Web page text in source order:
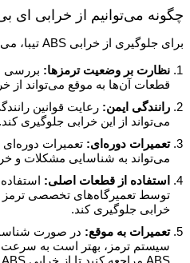
چگونه می‌توانیم از خرابی ای
برای جلوگیری از خرابی ABS تیبا، می‌توانید اقدامات زیر را انجام دهید:
نظارت بر وضعیت ترمز‌ها: بررسی
قطعات آن‌ها به موقع می‌تواند از
رانندگی ایمن: رعایت قوانین
می‌تواند از این خرابی جلوگیری کند.
تعمیرات دوره‌ای: تعمیرات
می‌تواند به شناسایی مشکلات و
استفاده از قطعات اصلی:
خرابی جلوگیری کند.
تعمیرات به موقع: در صورت
سیستم ترمز، بهتر است به سرعت
ABS مراجعه کنید تا از خرابی ABS تیبا جلوگیری شود.